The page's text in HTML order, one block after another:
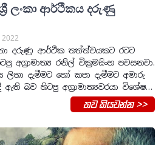
ලංකා ආර්ථිකය දරුණු
දරුණු ආර්ථික තත්ත්වයකට රටට
අග්‍රාමාත්‍ය රනිල් වික්‍රමසිංහ පවසනවා.
ලිහා දැමීමට හෝ කපා දැමීමට අමාරු
බව හිටපු අග්‍රාමාත්‍යවරයා විශේෂ…
තව කියවන්න >>